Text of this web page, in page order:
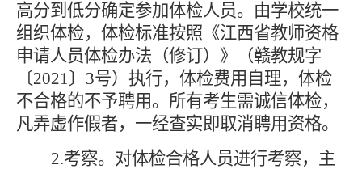
高分到低分确定参加体检人员。由学校统一
组织体检，体检标准按照《江西省教师资格
申请人员体检办法（修订）》（赣教规字
〔2021〕3号）执行，体检费用自理，体检
不合格的不予聘用。 所有考生需诚信体检，
凡弄虚作假者，一经查实即取消聘用资格。
2.考察。对体检合格人员进行考察，主